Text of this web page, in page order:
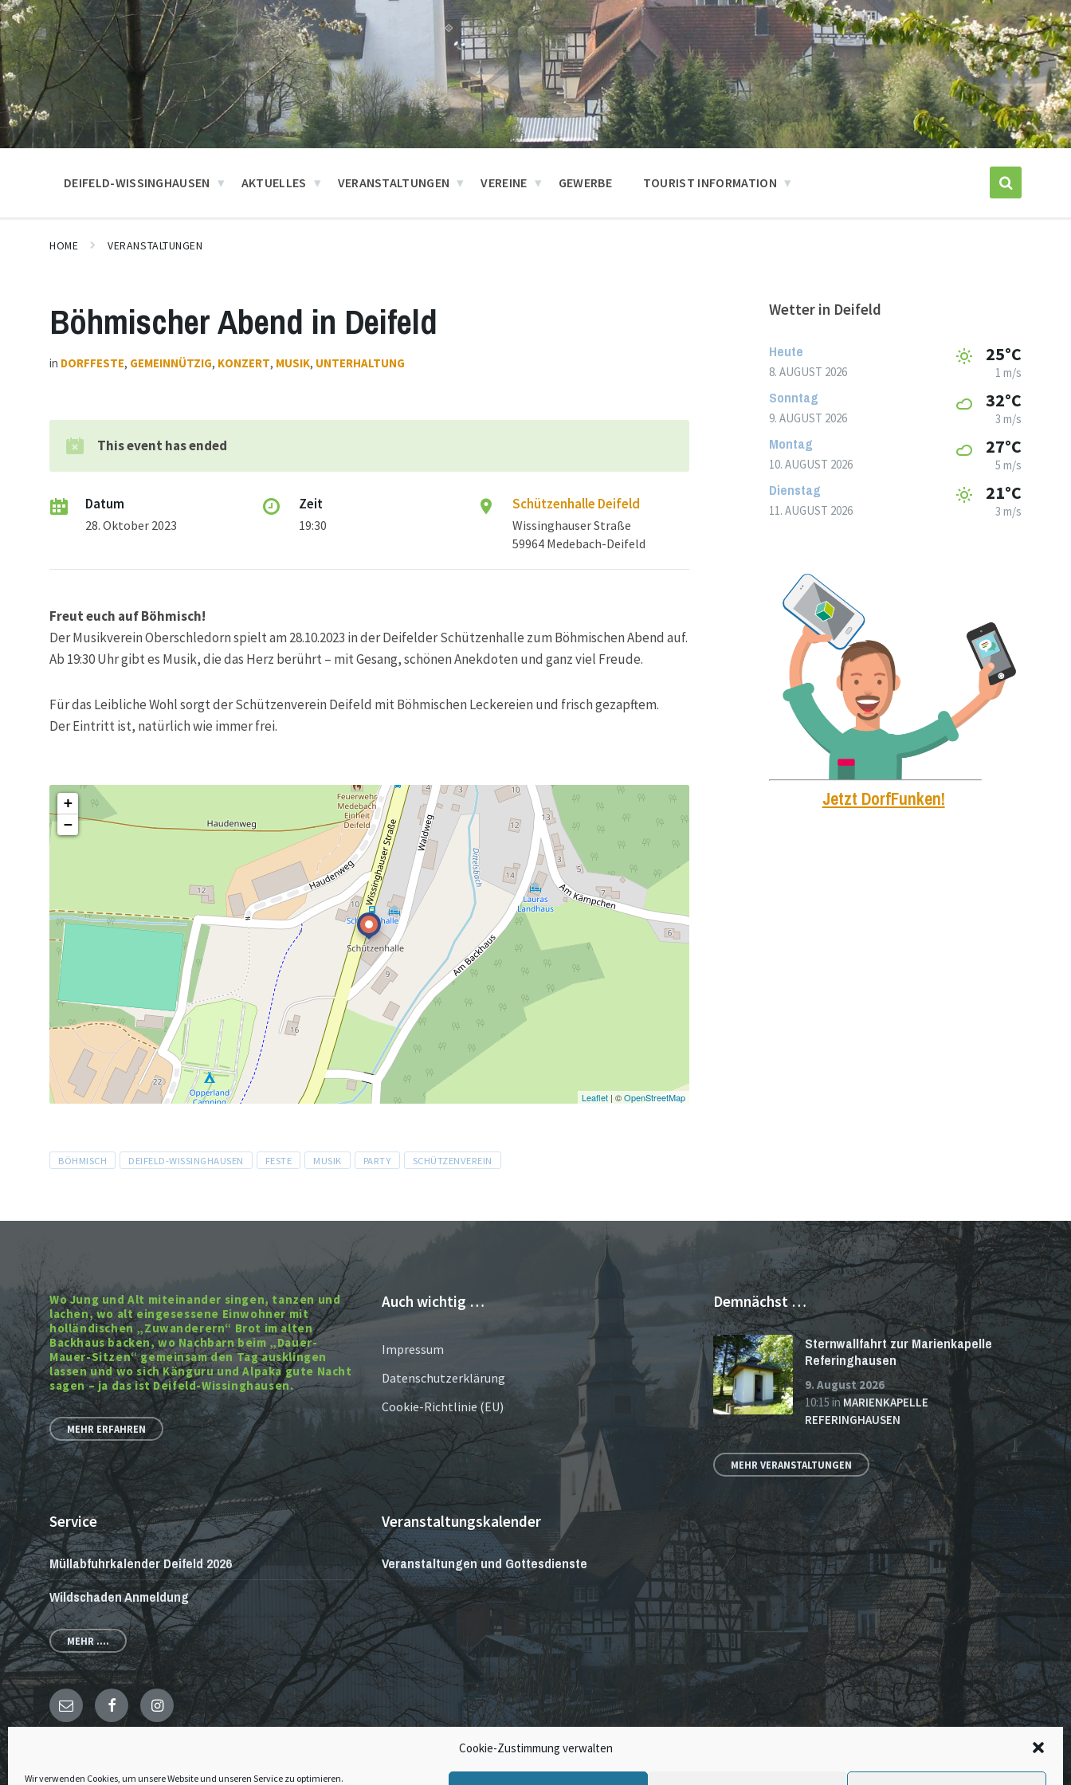
Cookie-Zustimmung verwalten
Wir verwenden Cookies, um unsere Website und unseren Service zu optimieren.
DEIFELD-WISSINGHAUSEN AKTUELLES VERANSTALTUNGEN VEREINE GEWERBE TOURIST INFORMATION
HOME VERANSTALTUNGEN
Böhmischer Abend in Deifeld
in DORFFESTE, GEMEINNÜTZIG, KONZERT, MUSIK, UNTERHALTUNG
This event has ended
Datum
28. Oktober 2023
Zeit
19:30
Schützenhalle Deifeld
Wissinghauser Straße
59964 Medebach-Deifeld
Freut euch auf Böhmisch!
Der Musikverein Oberschledorn spielt am 28.10.2023 in der Deifelder Schützenhalle zum Böhmischen Abend auf.
Ab 19:30 Uhr gibt es Musik, die das Herz berührt – mit Gesang, schönen Anekdoten und ganz viel Freude.
Für das Leibliche Wohl sorgt der Schützenverein Deifeld mit Böhmischen Leckereien und frisch gezapftem.
Der Eintritt ist, natürlich wie immer frei.
+
−
Leaflet | ©OpenStreetMap
Tags
BÖHMISCH DEIFELD-WISSINGHAUSEN FESTE MUSIK PARTY SCHÜTZENVEREIN
Wetter in Deifeld
Heute
8. AUGUST 2026
25°C
1 m/s
Sonntag
9. AUGUST 2026
32°C
3 m/s
Montag
10. AUGUST 2026
27°C
5 m/s
Dienstag
11. AUGUST 2026
21°C
3 m/s
Jetzt DorfFunken!
Wo Jung und Alt miteinander singen, tanzen und
lachen, wo alt eingesessene Einwohner mit
holländischen „Zuwanderern“ Brot im alten
Backhaus backen, wo Nachbarn beim „Dauer-
Mauer-Sitzen“ gemeinsam den Tag ausklingen
lassen und wo sich Känguru und Alpaka gute Nacht
sagen – ja das ist Deifeld-Wissinghausen.
MEHR ERFAHREN
Auch wichtig …
Impressum
Datenschutzerklärung
Cookie-Richtlinie (EU)
Demnächst …
Sternwallfahrt zur Marienkapelle
Referinghausen
9. August 2026
10:15inMARIENKAPELLE
REFERINGHAUSEN
MEHR VERANSTALTUNGEN
Service
Müllabfuhrkalender Deifeld 2026
Wildschaden Anmeldung
MEHR ....
Veranstaltungskalender
Veranstaltungen und Gottesdienste
E- FacebookInstagram